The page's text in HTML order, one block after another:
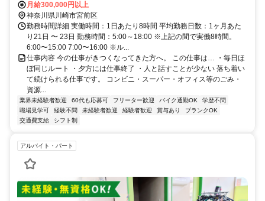
月給300,000円以上
神奈川県川崎市宮前区
勤務時間詳細 実働時間：1日あたり8時間 平均勤務日数：1ヶ月あた
り21日 〜 23日 勤務時間：5:00～18:00 ※上記の間で実働8時間。
6:00〜15:00 7:00〜16:00 ※ル...
仕事内容 今の仕事がきつくなってきた方へ。 この仕事は… ・毎日ほ
ぼ同じルート ・夕方には仕事終了 ・人と話すことが少ない 落ち着い
て続けられる仕事です。 コンビニ・スーパー・オフィス等のごみ・
資源...
業界未経験者歓迎 60代も応募可 フリーター歓迎 バイク通勤OK
学歴不問
職場見学可
経験不問 未経験者歓迎 経験者歓迎 賞与あり
ブランクOK
交通費支給
シフト制
アルバイト・パート